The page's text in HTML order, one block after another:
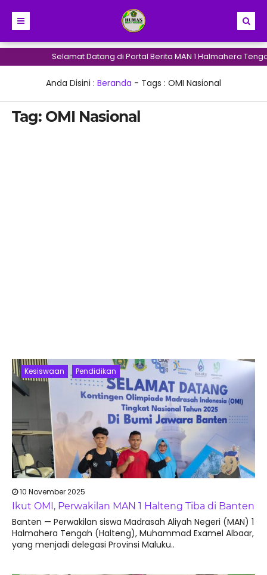
Selamat Datang di Portal Berita MAN 1 Halmahera
Anda Disini : Beranda - Tags : OMI Nasional
Tag: OMI Nasional
Kesiswaan Pendidikan
10 November 2025
Ikut OMI, Perwakilan MAN 1 Halteng Tiba di Banten
Banten — Perwakilan siswa Madrasah Aliyah Negeri (MAN) 1
Halmahera Tengah (Halteng), Muhammad Examel Albaar,
yang menjadi delegasi Provinsi Maluku..